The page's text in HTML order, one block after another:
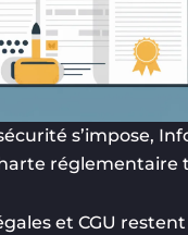
s’impose,
réglementaire
et CGU restent